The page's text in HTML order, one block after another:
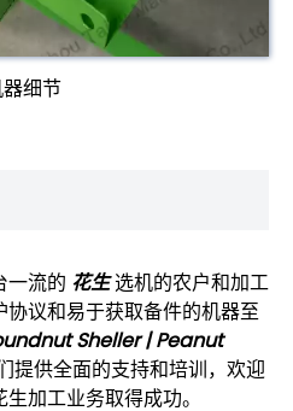
细节
一流的 花生选机的农户和加工
议和易于获取备件的机器至
Sheller | Peanut
提供全面的支持和培训，欢迎
加工业务取得成功。